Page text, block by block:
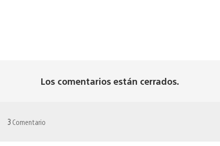
Los comentarios están cerrados.
3 Comentario